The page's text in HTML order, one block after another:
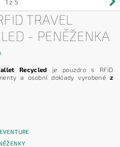
TRAVEL
- PENĚŽENKA
Recycled je pouzdro s RFiD
a osobní doklady vyrobené z